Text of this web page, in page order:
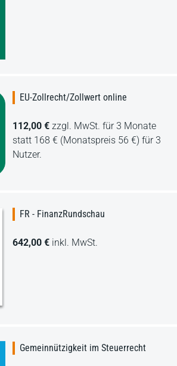
EU-Zollrecht/Zollwert online
112,00 € zzgl. MwSt. für 3 Monate
statt 168 € (Monatspreis 56 €) für 3
Nutzer.
FR - FinanzRundschau
642,00 € inkl. MwSt.
Gemeinnützigkeit im Steuerrecht